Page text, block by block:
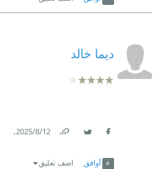
ديما خالد
12‏/8‏/2025
.
أوافق اضف تعليق